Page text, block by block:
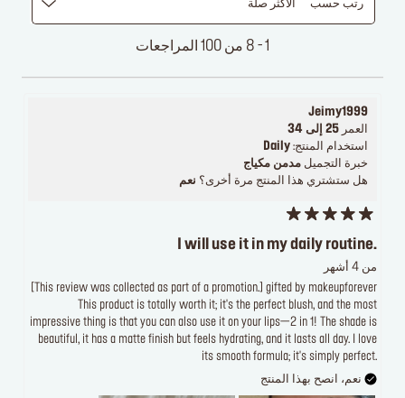
1 - 8 من 100 المراجعات
رتب حسب الأكثر صلة
Jeimy1999
العمر 25 إلى 34
استخدام المنتج: Daily
خبرة التجميل مدمن مكياج
هل ستشتري هذا المنتج مرة أخرى؟ نعم
I will use it in my daily routine.
من 4 أشهر
[This review was collected as part of a promotion.] gifted by makeupforever
This product is totally worth it; it's the perfect blush, and the most
impressive thing is that you can also use it on your lips—2 in 1! The shade is
beautiful, it has a matte finish but feels hydrating, and it lasts all day. I love
its smooth formula; it's simply perfect.
نعم، انصح بهذا المنتج